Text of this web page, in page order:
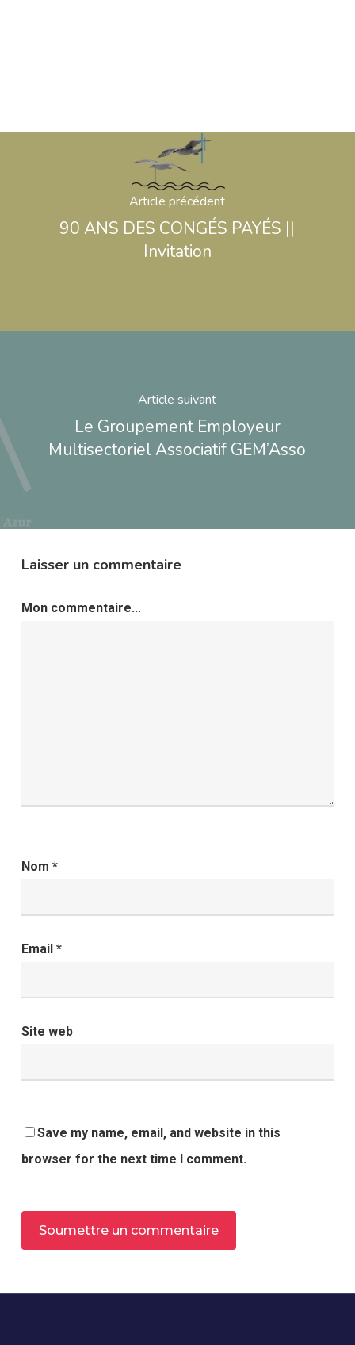
Article précédent
90 ANS DES CONGÉS PAYÉS ||
Invitation
Article suivant
Le Groupement Employeur
Multisectoriel Associatif GEM’Asso
Laisser un commentaire
Mon commentaire...
Nom *
Email *
Site web
Save my name, email, and website in this
browser for the next time I comment.